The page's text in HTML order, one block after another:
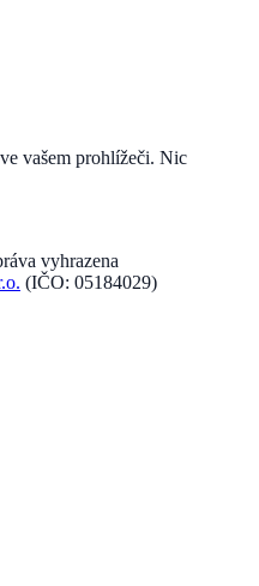
vašem prohlížeči. Nic
vyhrazena
(IČO: 05184029)